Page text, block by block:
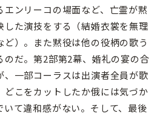
ンリーコの場面など、亡霊が黙
た演技をする（結婚衣裳を無理
）。また黙役は他の役柄の歌う
のだ。第2部第2幕、婚礼の宴の合
一部コーラスは出演者全員が歌
どこをカットしたか俄には気づか
いて違和感がない。そして、最後